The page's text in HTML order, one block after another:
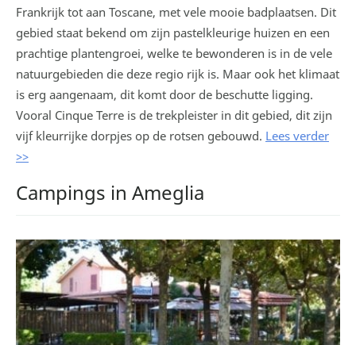
Frankrijk tot aan Toscane, met vele mooie badplaatsen. Dit
gebied staat bekend om zijn pastelkleurige huizen en een
prachtige plantengroei, welke te bewonderen is in de vele
natuurgebieden die deze regio rijk is. Maar ook het klimaat
is erg aangenaam, dit komt door de beschutte ligging.
Vooral Cinque Terre is de trekpleister in dit gebied, dit zijn
vijf kleurrijke dorpjes op de rotsen gebouwd. Lees verder
>>
Campings in Ameglia